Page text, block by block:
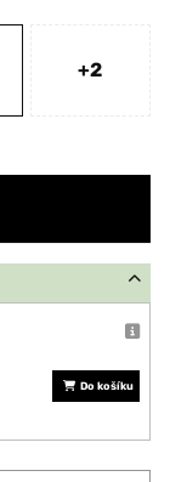
+2
Do košíku